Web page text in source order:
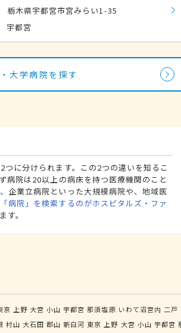
栃木県宇都宮市宮みらい1-35
宇都宮
大学病院を探す
に分けられます。この2つの違いを知るこ
病院は20以上の病床を持つ医療機関のこと
企業立病院といった大規模病院や、地域医
「病院」を検索するのがホスピタルズ・ファ
す。
京 上野 大宮 小山 宇都宮 那須塩原 いわて沼宮内 二戸
村山 大石田 郡山 新白河 東京 上野 大宮 小山 宇都宮